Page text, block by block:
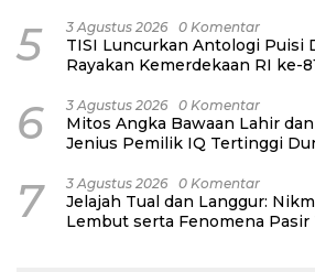
5 3 Agustus 2026 0 Komentar
TISI Luncurkan Antologi Puisi
Rayakan Kemerdekaan RI ke-
6 3 Agustus 2026 0 Komentar
Mitos Angka Bawaan Lahir
Jenius Pemilik IQ Tertinggi
7 3 Agustus 2026 0 Komentar
Jelajah Tual dan Langgur:
Lembut serta Fenomena